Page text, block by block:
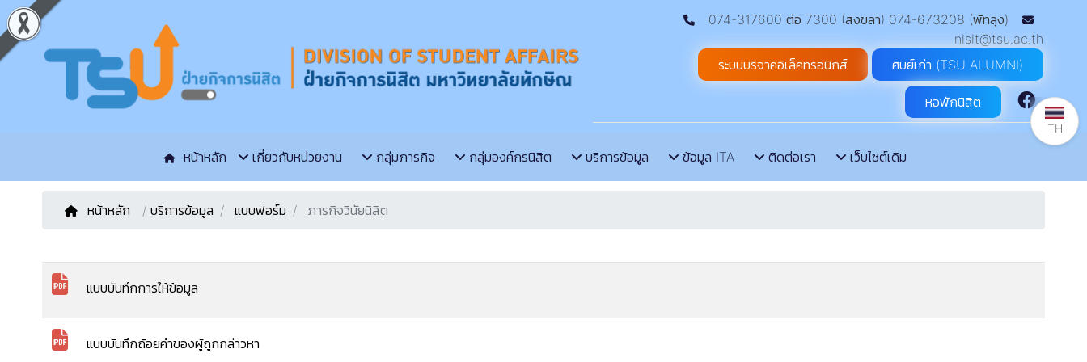
074-317600 ต่อ 7300 (สงขลา) 074-673208 (พัทลุง)
nisit@tsu.ac.th
ระบบบริจาคอิเล็คทรอนิกส์
ศิษย์เก่า (TSU ALUMNI)
หอพักนิสิต
หน้าหลัก เกี่ยวกับหน่วยงาน กลุ่มภารกิจ กลุ่มองค์กรนิสิต บริการข้อมูล ข้อมูล ITA ติดต่อเรา เว็บไซต์เดิม
หน้าหลัก / บริการข้อมูล แบบฟอร์ม ภารกิจวินัยนิสิต
แบบบันทึกการให้ข้อมูล
แบบบันทึกถ้อยคําของผู้ถูกกล่าวหา
TH